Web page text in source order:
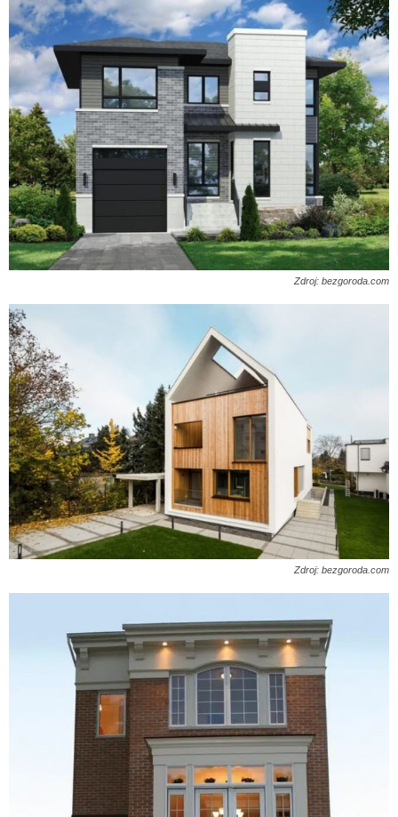
Zdroj: bezgoroda.com
Zdroj: bezgoroda.com